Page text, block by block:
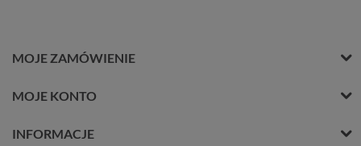
MOJE ZAMÓWIENIE
MOJE KONTO
INFORMACJE